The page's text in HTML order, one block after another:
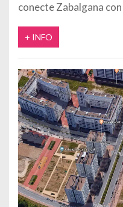
conecte Zabalgana
+ INFO